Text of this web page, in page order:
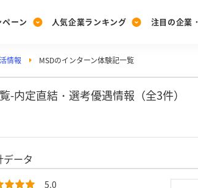
ーン
する
[27卒] 本選考
人気企業ランキング
キングを見る
みんなのDX企
する
注目の企業
の企業特集
情報 MSDのインターン体験記一覧
-内定直結・選考優遇情報（全3件）
ータ
5.0